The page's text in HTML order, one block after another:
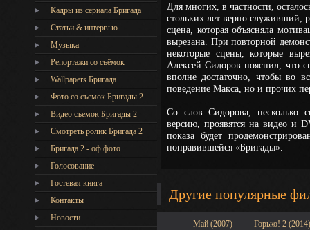
Кадры из сериала Бригада
Статьи & интервью
Музыка
Репортажи со съёмок
Wallpapers Бригада
Фото со съемок Бригады 2
Видео съемок Бригады 2
Cмотреть ролик Бригада 2
Бригада 2 - оф фото
Голосование
Гостевая книга
Контакты
Новости
Для многих, в частности,
стольких лет верно служивший,
сцена, которая объясняла
вырезана. При повторной
некоторые сцены, которые
Алексей Сидоров пояснил, что
вполне достаточно, чтобы во
поведение Макса, но и прочих
Со слов Сидорова, несколько
версию, проявятся на видео и
показа будет
понравившейся «Бригады».
Другие популярные
Май (2007) Горько! 2 (2014)